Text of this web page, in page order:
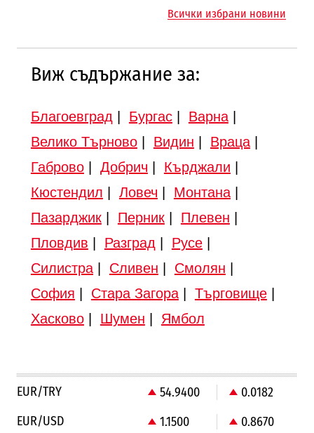
Всички избрани новини
Виж съдържание за:
Благоевград Бургас| Варна|
Велико Търново| Видин Враца|
Габрово| Добрич Кърджали
Кюстендил
Ловеч Монтана|
Пазарджик| Перник| Плевен
Пловдив
Разград Русе|
Силистра| Сливен Смолян
София
Стара Загора| Търговище|
Хасково| Шумен Ямбол
EUR/TRY 54.9400
0.0182
EUR/USD
1.1500 0.8670